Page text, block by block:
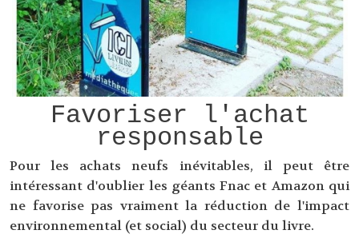
Favoriser l'achat
responsable
Pour les achats neufs inévitables, il peut être
intéressant d'oublier les géants Fnac et Amazon qui
ne favorise pas vraiment la réduction de l'impact
environnemental (et social) du secteur du livre.